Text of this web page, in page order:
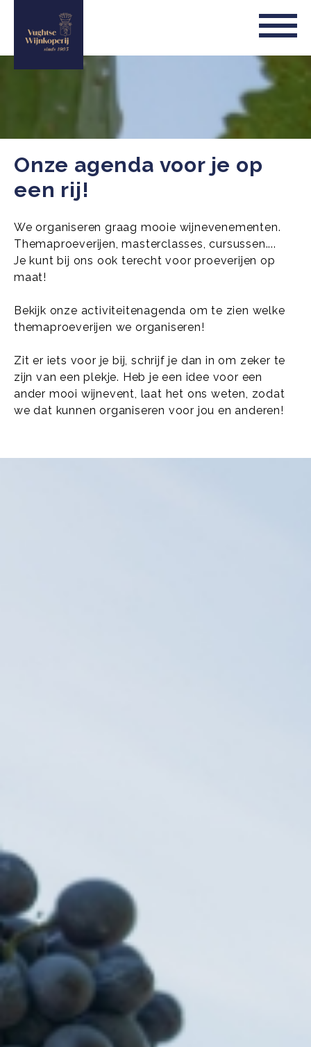
Onze agenda voor je op
een rij!
We organiseren graag mooie wijnevenementen.
Themaproeverijen, masterclasses, cursussen....
Je kunt bij ons ook terecht voor proeverijen op
maat!
Bekijk onze activiteitenagenda om te zien welke
themaproeverijen we organiseren!
Zit er iets voor je bij, schrijf je dan in om zeker te
zijn van een plekje. Heb je een idee voor een
ander mooi wijnevent, laat het ons weten, zodat
we dat kunnen organiseren voor jou en anderen!